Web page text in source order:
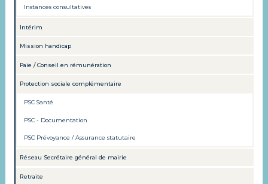
Instances consultatives
Intérim
Mission handicap
Paie / Conseil en rémunération
Protection sociale complémentaire
PSC Santé
PSC - Documentation
PSC Prévoyance / Assurance statutaire
Réseau Secrétaire général de mairie
Retraite